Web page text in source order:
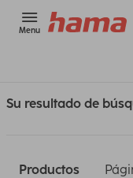
Menu
Su resultado de
Productos